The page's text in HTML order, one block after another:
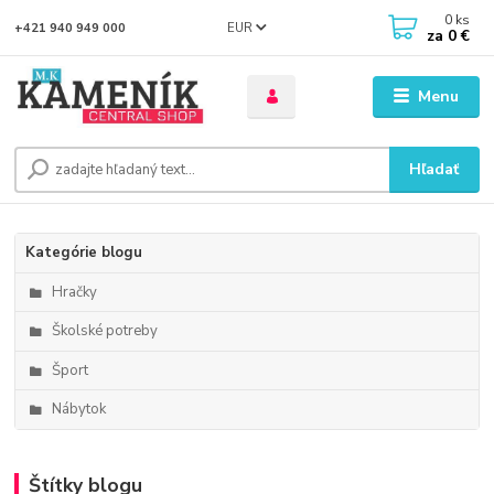
Menu
EUR
Hľadať
+421 940 949 000 0 ks
za 0 €
Kategórie blogu
Hračky
Školské potreby
Šport
Nábytok
Štítky blogu